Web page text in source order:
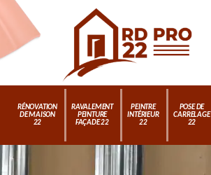
RÉNOVATION
DE MAISON
22
RAVALEMENT
PEINTURE
FAÇADE 22
PEINTRE
INTÉRIEUR
22
POSE DE
CARRELAGE
22